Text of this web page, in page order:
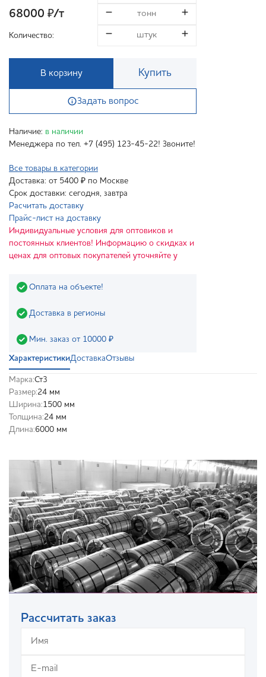
68000 ₽/т
Количество:
В корзину Купить
Задать вопрос
Наличие: в наличии
Менеджера по тел. +7 (495) 123-45-22! Звоните!
Все товары в категории
Доставка: от 5400 ₽ по Москве
Срок доставки: сегодня, завтра
Расчитать доставку
Прайс-лист на доставку
Индивидуальные условия для оптовиков и
постоянных клиентов! Информацию о скидках и
ценах для оптовых покупателей уточняйте у
Оплата на объекте!
Доставка в регионы
Мин. заказ от 10000 ₽
ХарактеристикиДоставкаОтзывы
Марка:Ст3
Размер:24 мм
Ширина:1500 мм
Толщина:24 мм
Длина:6000 мм
Рассчитать заказ